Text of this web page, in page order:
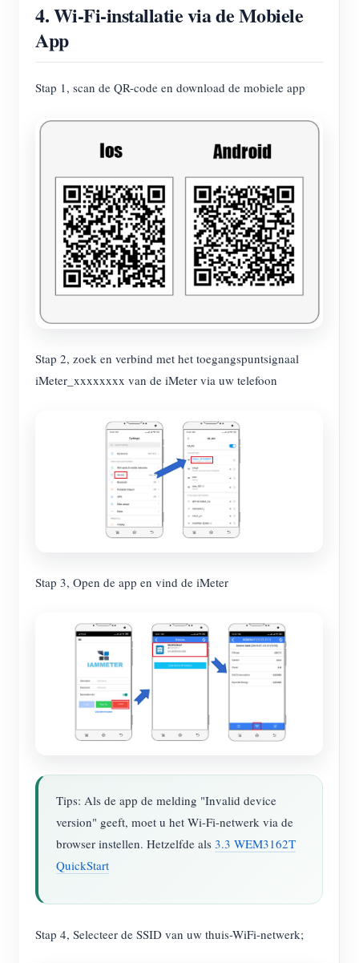
4. Wi-Fi-installatie via de Mobiele
App
Stap 1, scan de QR-code en download de mobiele app
Stap 2, zoek en verbind met het toegangspuntsignaal
iMeter_xxxxxxxx van de iMeter via uw telefoon
Stap 3, Open de app en vind de iMeter
Tips: Als de app de melding "Invalid device
version" geeft, moet u het Wi-Fi-netwerk via de
browser instellen. Hetzelfde als 3.3 WEM3162T
QuickStart
Stap 4, Selecteer de SSID van uw thuis-WiFi-netwerk;